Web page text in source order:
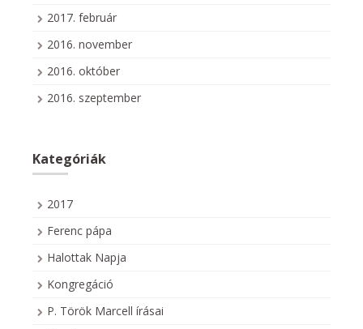
2017. február
2016. november
2016. október
2016. szeptember
Kategóriák
2017
Ferenc pápa
Halottak Napja
Kongregáció
P. Török Marcell írásai